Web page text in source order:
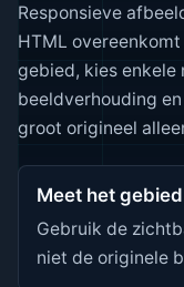
Responsieve
HTML
gebied, kies
beeldverhouding
groot origineel
Meet het gebied
Gebruik de
niet de originele